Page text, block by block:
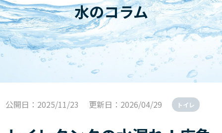
水のコラム
公開日：2025/11/23 更新日：2026/04/29 トイレ